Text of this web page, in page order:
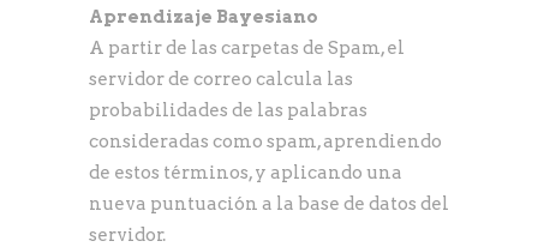
Aprendizaje Bayesiano
A partir de las carpetas de Spam, el
servidor de correo calcula las
probabilidades de las palabras
consideradas como spam, aprendiendo
de estos términos, y aplicando una
nueva puntuación a la base de datos del
servidor.